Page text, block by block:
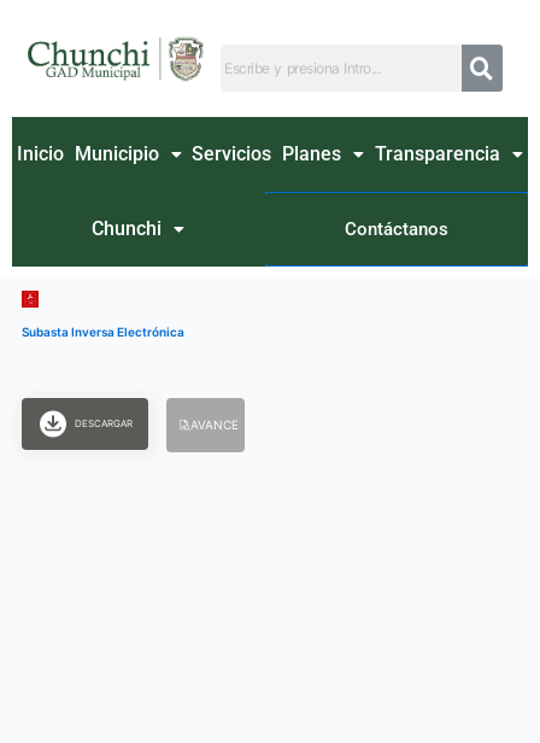
contenido
Inicio Municipio Servicios Planes Transparencia
Chunchi Contáctanos
Subasta Inversa Electrónica
DESCARGAR AVANCE